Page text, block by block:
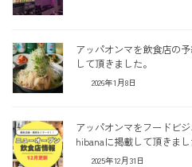
アッパオンマを飲食店の
して頂きました。
2026年1月8日
アッパオンマをフードビ
hibanaに掲載して頂きまし
2025年12月31日